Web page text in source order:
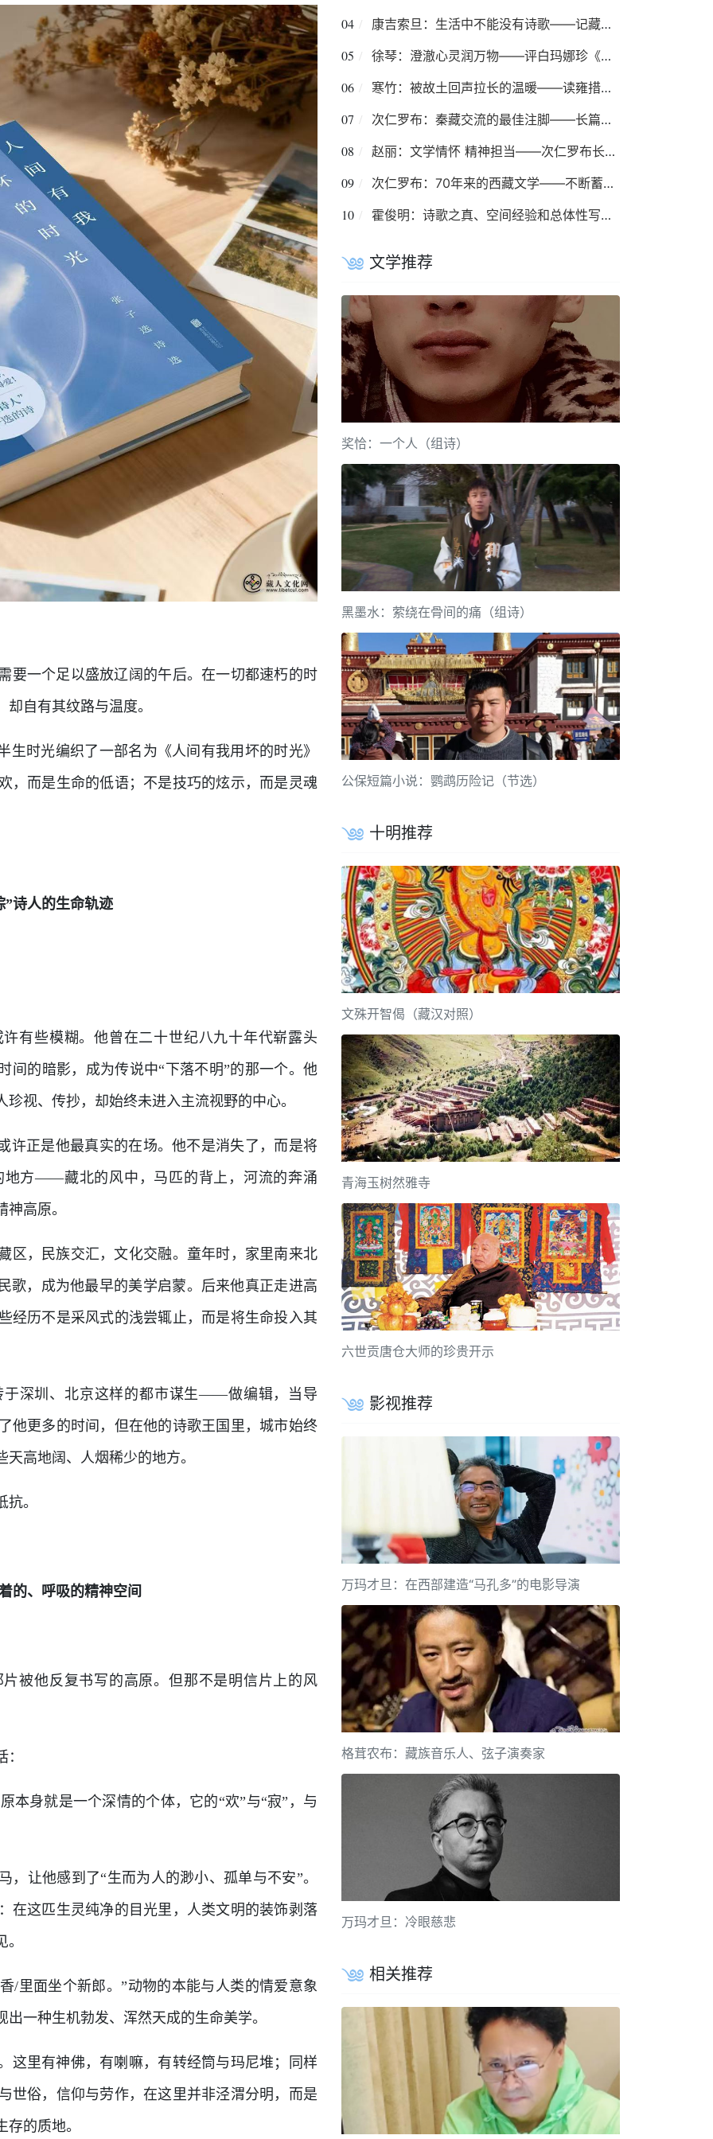
要一个足以盛放辽阔的午后。在一切都速朽的时
自有其纹路与温度。
生时光编织了一部名为《人间有我用坏的时光》
，而是生命的低语；不是技巧的炫示，而是灵魂
”诗人的生命轨迹
有些模糊。他曾在二十世纪八九十年代崭露头
间的暗影，成为传说中“下落不明”的那一个。他
视、传抄，却始终未进入主流视野的中心。
许正是他最真实的在场。他不是消失了，而是将
地方——藏北的风中，马匹的背上，河流的奔涌
高原。
区，民族交汇，文化交融。童年时，家里南来北
歌，成为他最早的美学启蒙。后来他真正走进高
经历不是采风式的浅尝辄止，而是将生命投入其
于深圳、北京这样的都市谋生——做编辑，当导
他更多的时间，但在他的诗歌王国里，城市始终
高地阔、人烟稀少的地方。
。
的、呼吸的精神空间
被他反复书写的高原。但那不是明信片上的风
身就是一个深情的个体，它的“欢”与“寂”，与
让他感到了“生而为人的渺小、孤单与不安”。
在这匹生灵纯净的目光里，人类文明的装饰剥落
/里面坐个新郎。”动物的本能与人类的情爱意象
一种生机勃发、浑然天成的生命美学。
这里有神佛，有喇嘛，有转经筒与玛尼堆；同样
世俗，信仰与劳作，在这里并非泾渭分明，而是
的质地。
04 康吉索旦：生活中不能没有诗歌——记藏族著名诗人伍金多吉及其诗歌创作
05 徐琴：澄澈心灵润万物——评白玛娜珍《高原上的小星星》
06 寒竹：被故土回声拉长的温暖——读雍措散文集《风过凹村》
07 次仁罗布：秦藏交流的最佳注脚——长篇小说《东山顶上》 序
08 赵丽：文学情怀 精神担当——次仁罗布长篇报告文学《废墟上的涅槃》
09 次仁罗布：70年来的西藏文学——不断蓄势 应时而变
10 霍俊明：诗歌之真、空间经验和总体性写作——2020年《民族文学》诗歌综述
文学推荐
奖恰：一个人（组诗）
黑墨水：萦绕在骨间的痛（组诗）
公保短篇小说：鹦鹉历险记（节选）
十明推荐
文殊开智偈（藏汉对照）
青海玉树然雅寺
六世贡唐仓大师的珍贵开示
影视推荐
万玛才旦：在西部建造“马孔多”的电影导演
格茸农布：藏族音乐人、弦子演奏家
万玛才旦：冷眼慈悲
相关推荐